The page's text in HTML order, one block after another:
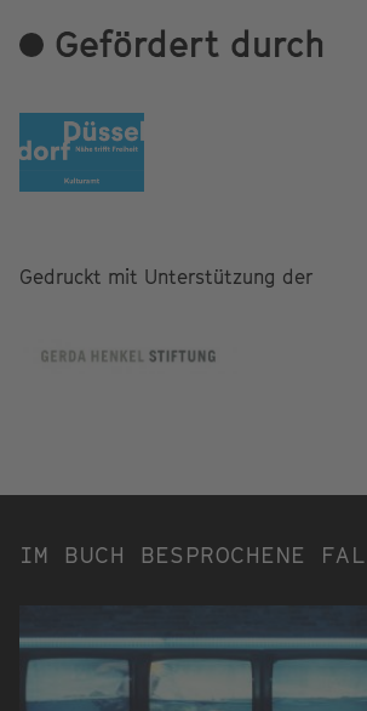
Gefördert durch
Gedruckt mit Unterstützung der
IM BUCH BESPROCHENE